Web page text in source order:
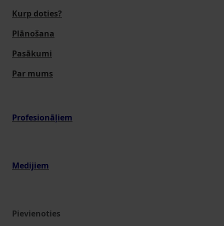
Kurp doties?
Plānošana
Pasākumi
Par mums
Profesionāļiem
Medijiem
Pievienoties